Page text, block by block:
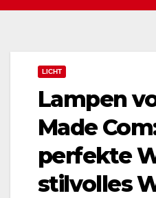
LICHT
Lampen
Made
perfekte
stilvolles